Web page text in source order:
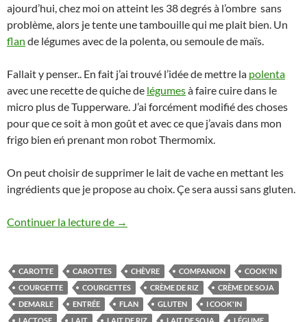
ajourd’hui, chez moi on atteint les 38 degrés à l’ombre sans
problème, alors je tente une tambouille qui me plait bien. Un
flan de légumes avec de la polenta, ou semoule de maïs.
Fallait y penser.. En fait j’ai trouvé l’idée de mettre la polenta
avec une recette de quiche de légumesà faire cuire dans le
micro plus de Tupperware. J’ai forcément modifié des choses
pour que ce soit à mon goût et avec ce que j’avais dans mon
frigo bien eń prenant mon robot Thermomix.
On peut choisir de supprimer le lait de vache en mettant les
ingrédients que je propose au choix. Çe sera aussi sans gluten.
Continuer la lecture de Flan de légumes à la polenta
→
CAROTTE CAROTTES CHÈVRE COMPANION
COOK'IN
COURGETTE
COURGETTES CRÈME DE RIZ
CRÈME DE SOJA
DEMARLE
ENTRÉE FLAN GLUTEN
I COOK'IN